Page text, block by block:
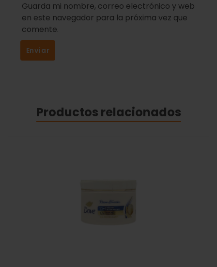
Guarda mi nombre, correo electrónico y web
en este navegador para la próxima vez que
comente.
Productos relacionados